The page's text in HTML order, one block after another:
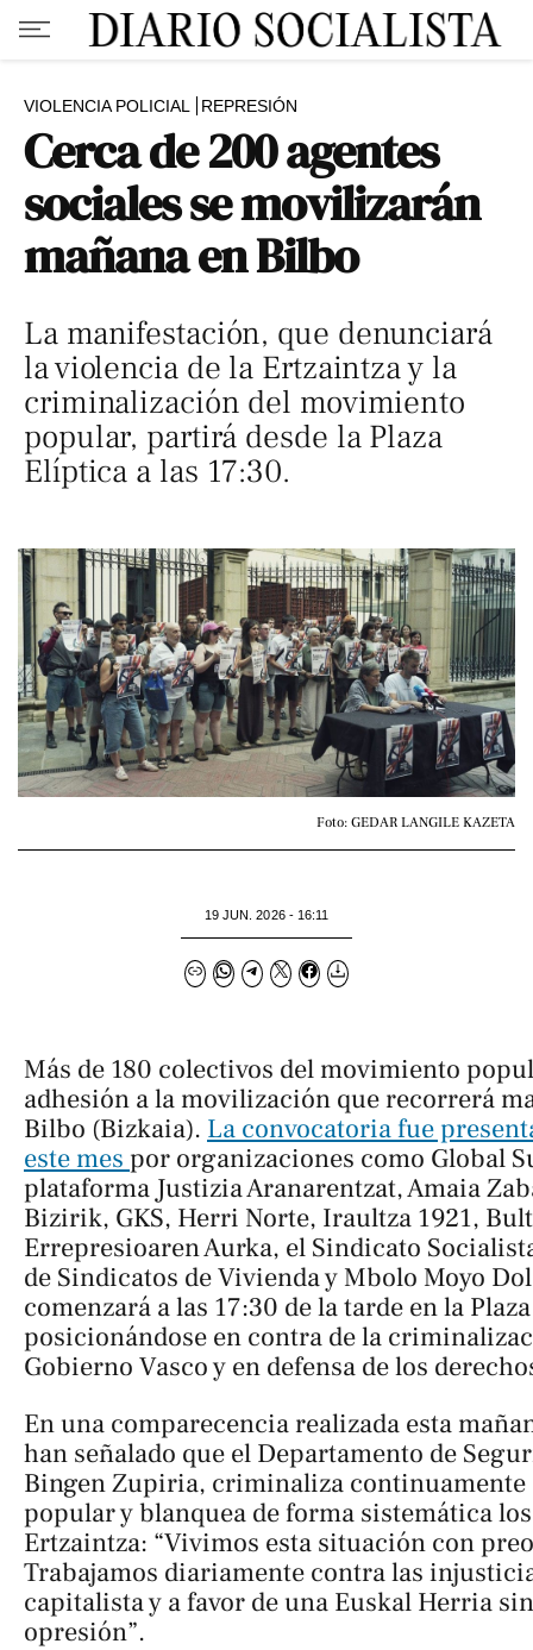
VIOLENCIA POLICIAL REPRESIÓN
Cerca de 200 agentes
sociales se movilizarán
mañana en Bilbo
La manifestación, que denunciará
la violencia de la Ertzaintza y la
criminalización del movimiento
popular, partirá desde la Plaza
Elíptica a las 17:30.
Foto: GEDAR LANGILE KAZETA
19 JUN. 2026 - 16:11
Más de 180 colectivos del movimiento
adhesión a la movilización que recorrerá
Bilbo (Bizkaia). La convocatoria fue
este mes por organizaciones como Global
plataforma Justizia Aranarentzat, Amaia
Bizirik, GKS, Herri Norte, Iraultza 1921,
Errepresioaren Aurka, el Sindicato
de Sindicatos de Vivienda y Mbolo Moyo
comenzará a las 17:30 de la tarde en la
posicionándose en contra de la
Gobierno Vasco y en defensa de los
En una comparecencia realizada esta
han señalado que el Departamento de
Bingen Zupiria, criminaliza
popular y blanquea de forma sistemática
Ertzaintza: “Vivimos esta situación con
Trabajamos diariamente contra las
capitalista y a favor de una Euskal Herria
opresión”.